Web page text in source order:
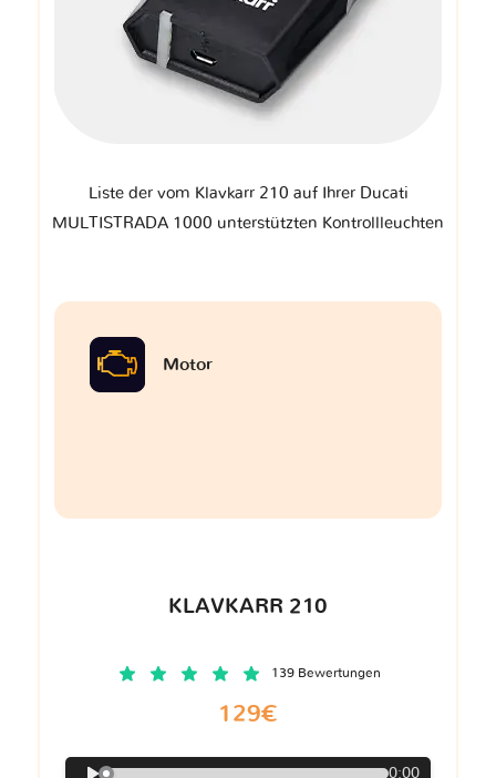
Liste der vom Klavkarr 210 auf Ihrer Ducati
MULTISTRADA 1000 unterstützten Kontrollleuchten
Motor
KLAVKARR 210
139 Bewertungen
129€
0:00